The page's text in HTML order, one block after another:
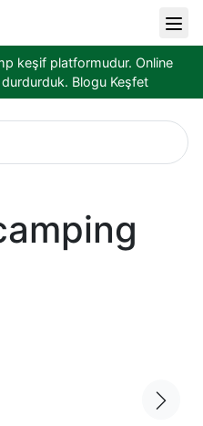
keşif platformudur. Online
Blogu Keşfet